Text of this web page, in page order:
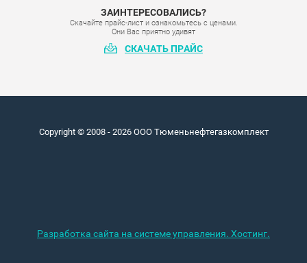
ЗАИНТЕРЕСОВАЛИСЬ?
Скачайте прайс-лист и ознакомьтесь с ценами.
Они Вас приятно удивят
СКАЧАТЬ ПРАЙС
Copyright © 2008 - 2026 ООО Тюменьнефтегазкомплект
Разработка сайта на системе управления. Хостинг.